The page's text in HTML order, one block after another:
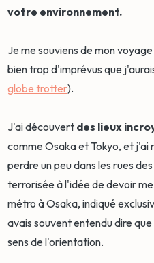
votre environnement.
Je me souviens de mon
bien trop d'imprévus que
globe trotter).
J'ai découvert des lieux
comme Osaka et Tokyo, et j'ai
perdre un peu dans les rues
terrorisée à l'idée de devoir
métro à Osaka, indiqué
avais souvent entendu dire
sens de l'orientation.